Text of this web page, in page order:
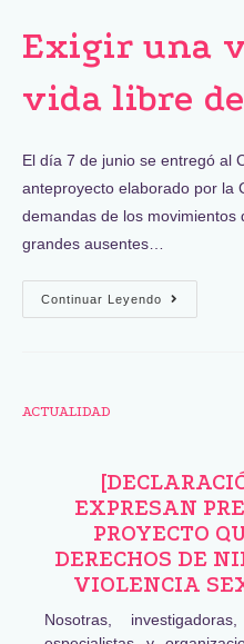
Exigir una
vida libre
El día 7 de junio se entregó al
anteproyecto elaborado por la
demandas de los movimientos
grandes ausentes…
Continuar Leyendo
ACTUALIDAD
EXPRESAN
PROYECTO
DERECHOS DE
VIOLENCIA
Nosotras,